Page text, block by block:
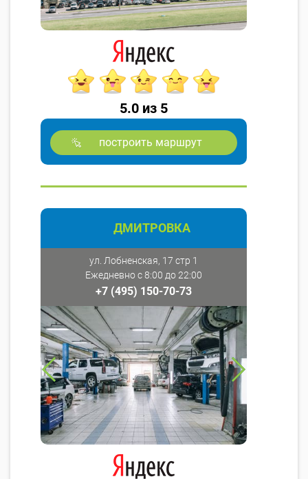
5.0 из 5
построить маршрут
ДМИТРОВКА
ул. Лобненская, 17 стр 1
Ежедневно с 8:00 до 22:00
+7 (495) 150-70-73